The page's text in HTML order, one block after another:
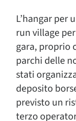
L’hangar per
run village
gara, proprio
parchi delle
stati
deposito
previsto un
terzo